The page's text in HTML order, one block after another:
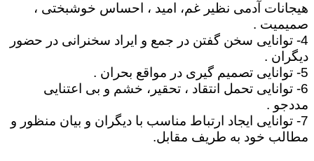
هیجانات آدمی نظیر غم، امید ، احساس خوشبختی ،
صمیمیت .
4- توانایی سخن گفتن در جمع و ایراد سخنرانی در حضور
دیگران .
5- توانایی تصمیم گیری در مواقع بحران .
6- توانایی تحمل انتقاد ، تحقیر، خشم و بی اعتنایی
مددجو .
7- توانایی ایجاد ارتباط مناسب با دیگران و بیان منظور و
مطالب خود به طریف مقابل.